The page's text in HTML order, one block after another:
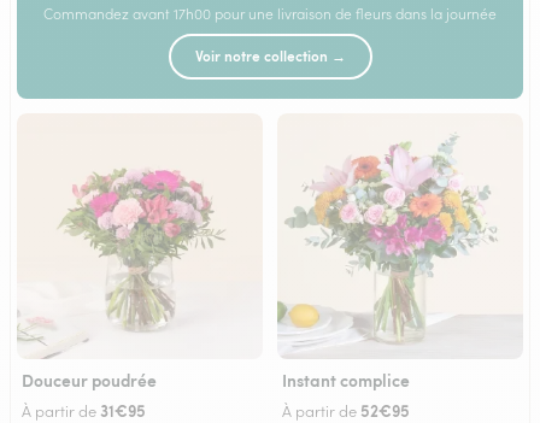
Commandez avant 17h00 pour une livraison de fleurs dans la journée
Voir notre collection →
Douceur poudrée
À partir de 31€95
Instant complice
À partir de 52€95